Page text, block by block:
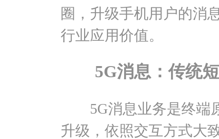
圈，升级手机用户的消
行业应用价值。
5G消息：传统短
5G消息业务是终端
升级，依照交互方式大